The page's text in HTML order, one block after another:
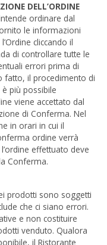
DELL’ORDINE
ordinare dal
le informazioni
cliccando il
di controllare tutte le
errori prima di
fatto, il procedimento di
più possibile
viene accettato dal
di Conferma. Nel
in orari in cui il
ordine verrà
effettuato deve
Conferma.
prodotti sono soggetti
che ci siano errori.
e non costituire
venduto. Qualora
il Ristorante